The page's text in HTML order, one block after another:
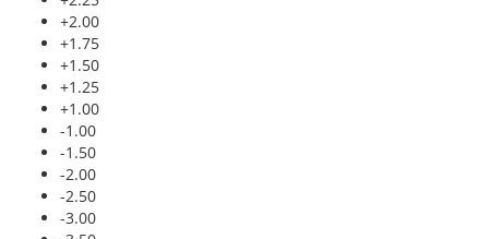
+2.00
+1.75
+1.50
+1.25
+1.00
-1.00
-1.50
-2.00
-2.50
-3.00